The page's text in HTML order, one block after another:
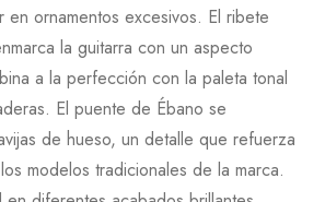
en ornamentos excesivos. El ribete
la guitarra con un aspecto
a la perfección con la paleta tonal
El puente de Ébano se
de hueso, un detalle que refuerza
modelos tradicionales de la marca.